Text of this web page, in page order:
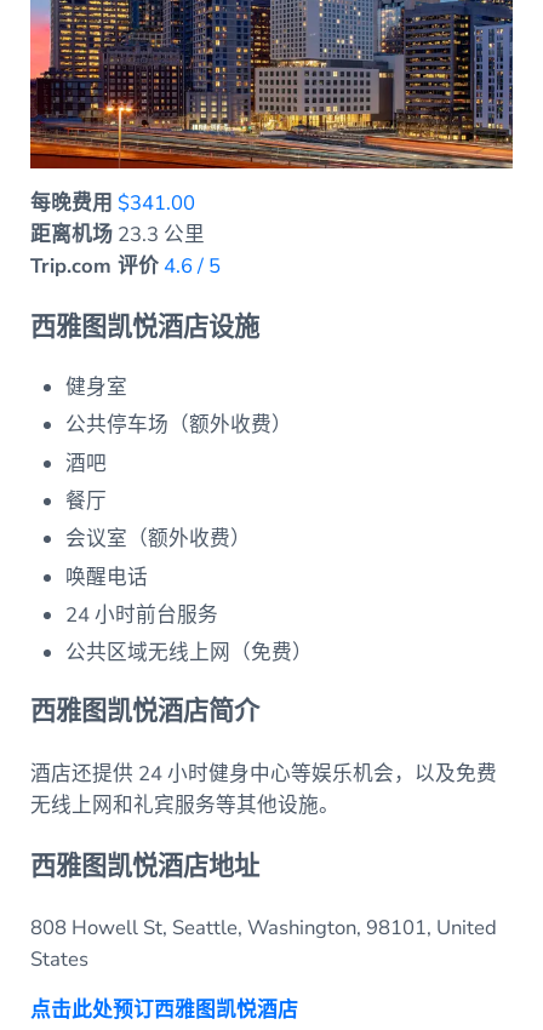
每晚费用 $341.00
距离机场23.3 公里
Trip.com 评价 4.6 / 5
西雅图凯悦酒店设施
健身室
公共停车场（额外收费）
酒吧
餐厅
会议室（额外收费）
唤醒电话
24 小时前台服务
公共区域无线上网（免费）
西雅图凯悦酒店简介
酒店还提供 24 小时健身中心等娱乐机会，以及免费
无线上网和礼宾服务等其他设施。
西雅图凯悦酒店地址
808 Howell St, Seattle, Washington, 98101, United
States
点击此处预订西雅图凯悦酒店